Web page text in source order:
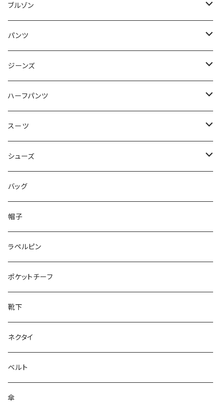
50/XL～
48/L
50/XL～
46/M
48/L
50/XL～
～44/S
46/M
48/L
50/XL～
ブルゾン
～44/S
46/M
48/L
50/XL～
パンツ
～44/S
46/M
48/L
50/XL～
ジーンズ
～44/S
46/M
48/L
50/XL～
ハーフパンツ
～44/S
46/M
48/L
50/XL～
スーツ
～44/S
46/M
48/L
50/XL～
シューズ
～25.5cm
26cm～
27cm～
28cm～
バッグ
帽子
ラペルピン
ポケットチーフ
靴下
ネクタイ
ベルト
傘